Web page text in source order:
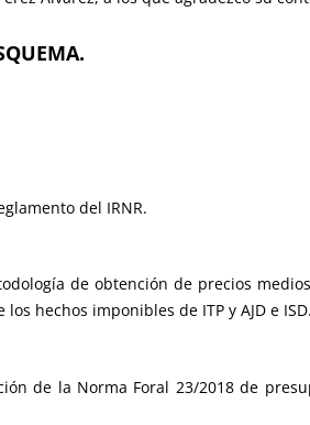
del IRNR.
de obtención de precios
hechos imponibles de ITP y AJD e ISD.
de la Norma Foral 23/2018 de